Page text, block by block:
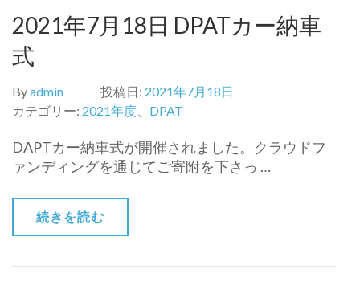
2021年7月18日 DPATカー納車
式
Byadmin 投稿日: 2021年7月18日
カテゴリー: 2021年度 DPAT
DAPTカー納車式が開催されました。クラウドフ
ァンディングを通じてご寄附を下さっ …
続きを読む